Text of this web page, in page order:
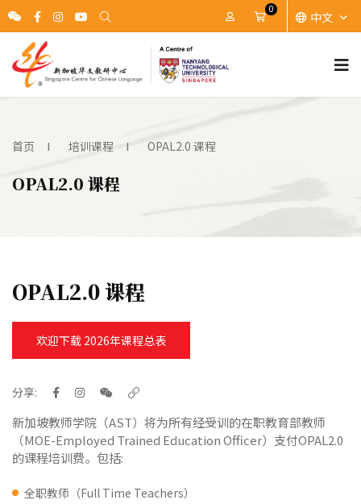
账户 Cart
0
中文
首页 培训课程 OPAL2.0 课程
OPAL2.0 课程
OPAL2.0 课程
欢迎下载 2026年课程总表
分享:
新加坡教师学院（AST）将为所有经受训的在职教育部教师
（MOE-Employed Trained Education Officer）支付OPAL2.0
的课程培训费。包括:
全职教师（Full Time Teachers）